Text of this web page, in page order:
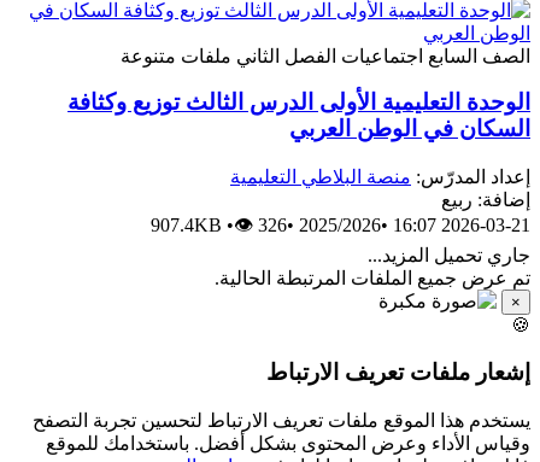
الصف السابع اجتماعيات الفصل الثاني ملفات متنوعة
الوحدة التعليمية الأولى الدرس الثالث توزيع وكثافة
السكان في الوطن العربي
إعداد المدرّس: منصة البلاطي التعليمية
إضافة: ربيع
2026-03-21 16:07
•
2025/2026
•
907.4KB •👁 326
جاري تحميل المزيد...
تم عرض جميع الملفات المرتبطة الحالية.
×
🍪
إشعار ملفات تعريف الارتباط
يستخدم هذا الموقع ملفات تعريف الارتباط لتحسين تجربة التصفح
وقياس الأداء وعرض المحتوى بشكل أفضل. باستخدامك للموقع